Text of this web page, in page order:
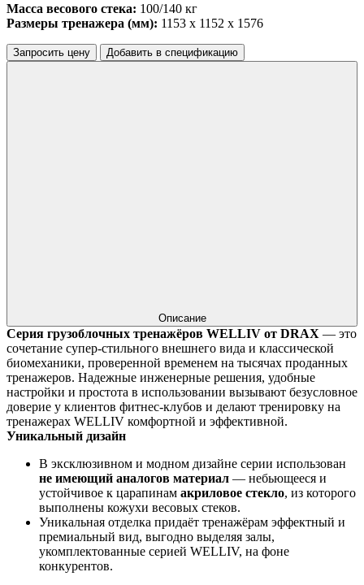
Масса весового стека: 100/140 кг
Размеры тренажера (мм): 1153 x 1152 x 1576
Запросить цену Добавить в спецификацию
Описание
Серия грузоблочных тренажёров WELLIV от DRAX — это
сочетание супер-стильного внешнего вида и классической
биомеханики, проверенной временем на тысячах проданных
тренажеров. Надежные инженерные решения, удобные
настройки и простота в использовании вызывают безусловное
доверие у клиентов фитнес-клубов и делают тренировку на
тренажерах WELLIV комфортной и эффективной.
Уникальный дизайн
В эксклюзивном и модном дизайне серии использован
не имеющий аналогов материал — небьющееся и
устойчивое к царапинам акриловое стекло, из которого
выполнены кожухи весовых стеков.
Уникальная отделка придаёт тренажёрам эффектный и
премиальный вид, выгодно выделяя залы,
укомплектованные серией WELLIV, на фоне
конкурентов.